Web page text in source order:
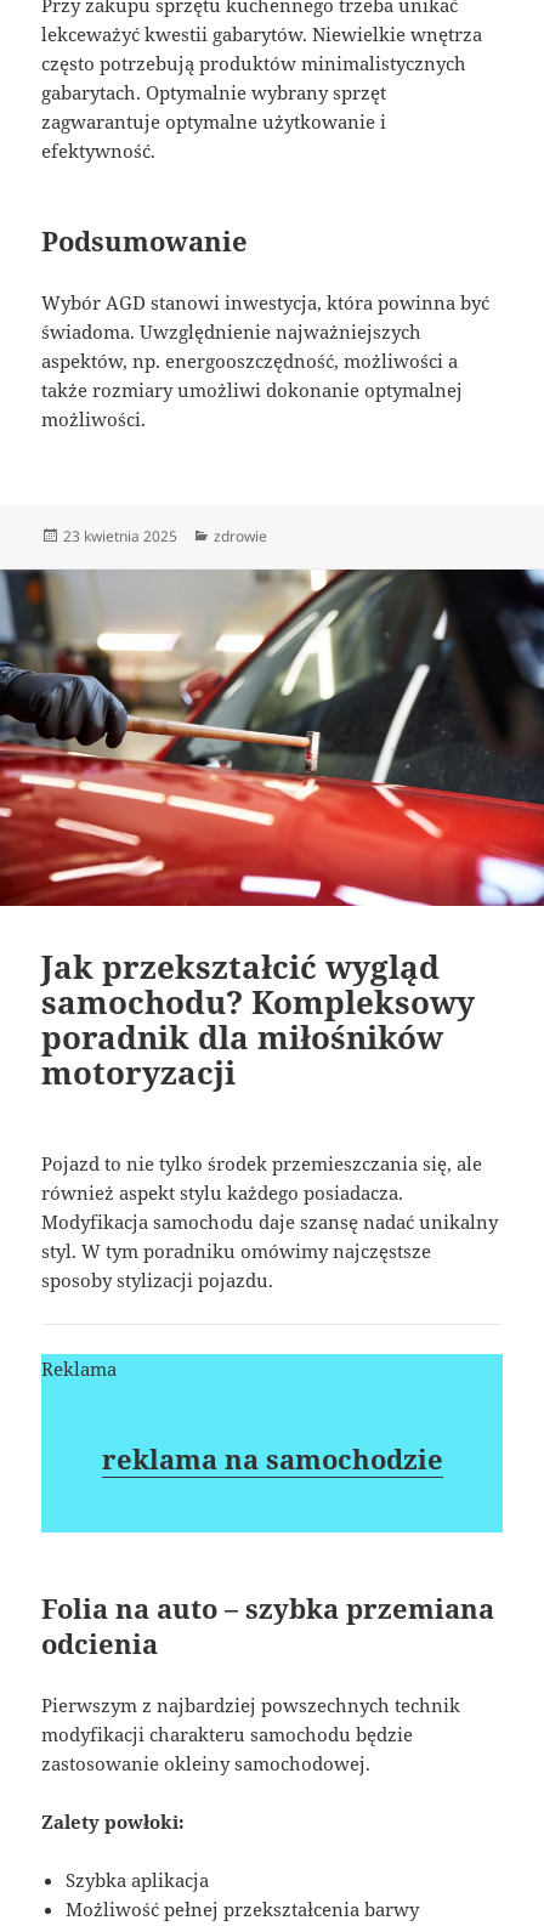
Przy zakupu sprzętu kuchennego trzeba unikać
lekceważyć kwestii gabarytów. Niewielkie wnętrza
często potrzebują produktów minimalistycznych
gabarytach. Optymalnie wybrany sprzęt
zagwarantuje optymalne użytkowanie i
efektywność.
Podsumowanie
Wybór AGD stanowi inwestycja, która powinna być
świadoma. Uwzględnienie najważniejszych
aspektów, np. energooszczędność, możliwości a
także rozmiary umożliwi dokonanie optymalnej
możliwości.
Data
23 kwietnia 2025 Kategorie
zdrowie
Jak przekształcić wygląd
samochodu? Kompleksowy
poradnik dla miłośników
motoryzacji
Pojazd to nie tylko środek przemieszczania się, ale
również aspekt stylu każdego posiadacza.
Modyfikacja samochodu daje szansę nadać unikalny
styl. W tym poradniku omówimy najczęstsze
sposoby stylizacji pojazdu.
Reklama
reklama na samochodzie
Folia na auto – szybka przemiana
odcienia
Pierwszym z najbardziej powszechnych technik
modyfikacji charakteru samochodu będzie
zastosowanie okleiny samochodowej.
Zalety powłoki:
Szybka aplikacja
Możliwość pełnej przekształcenia barwy